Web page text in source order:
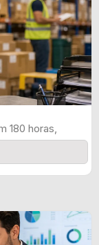
180 horas,